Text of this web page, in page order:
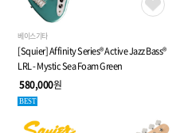
베이스기타
[Squier] Affinity Series® Active Jazz Bass®
LRL - Mystic Sea Foam Green
580,000원
BEST